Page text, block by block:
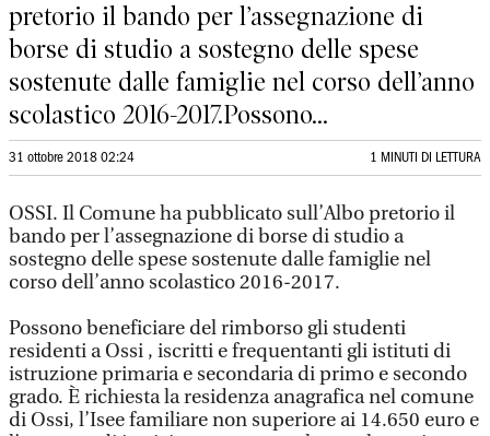
pretorio il bando per l’assegnazione di
borse di studio a sostegno delle spese
sostenute dalle famiglie nel corso dell’anno
scolastico 2016-2017.Possono...
31 ottobre 2018 02:24 1 MINUTI DI LETTURA
OSSI. Il Comune ha pubblicato sull’Albo pretorio il
bando per l’assegnazione di borse di studio a
sostegno delle spese sostenute dalle famiglie nel
corso dell’anno scolastico 2016-2017.
Possono beneficiare del rimborso gli studenti
residenti a Ossi , iscritti e frequentanti gli istituti di
istruzione primaria e secondaria di primo e secondo
grado. È richiesta la residenza anagrafica nel comune
di Ossi, l’Isee familiare non superiore ai 14.650 euro e